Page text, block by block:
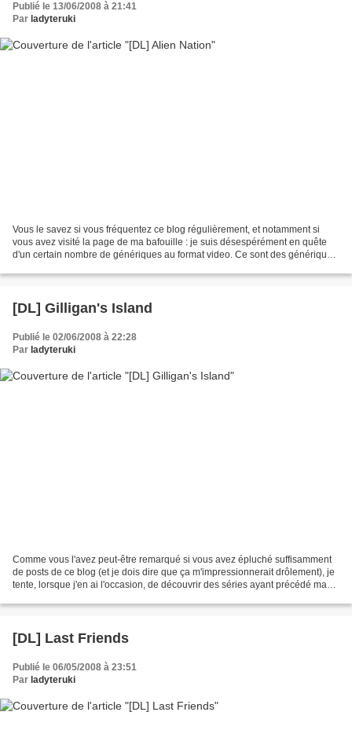
Publié le 13/06/2008 à 21:41
Par ladyteruki
Vous le savez si vous fréquentez ce blog régulièrement, et notamment si
vous avez visité la page de ma bafouille : je suis désespérément en quête
d'un certain nombre de génériques au format video. Ce sont des génériques
[DL] Gilligan's Island
Publié le 02/06/2008 à 22:28
Par ladyteruki
Comme vous l'avez peut-être remarqué si vous avez épluché suffisamment
de posts de ce blog (et je dois dire que ça m'impressionnerait drôlement), je
tente, lorsque j'en ai l'occasion, de découvrir des séries ayant précédé ma
[DL] Last Friends
Publié le 06/05/2008 à 23:51
Par ladyteruki